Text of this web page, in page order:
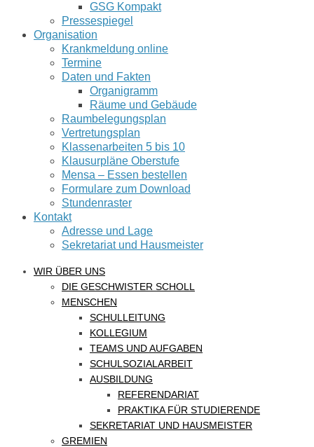
GSG Kompakt
Pressespiegel
Organisation
Krankmeldung online
Termine
Daten und Fakten
Organigramm
Räume und Gebäude
Raumbelegungsplan
Vertretungsplan
Klassenarbeiten 5 bis 10
Klausurpläne Oberstufe
Mensa – Essen bestellen
Formulare zum Download
Stundenraster
Kontakt
Adresse und Lage
Sekretariat und Hausmeister
WIR ÜBER UNS
DIE GESCHWISTER SCHOLL
MENSCHEN
SCHULLEITUNG
KOLLEGIUM
TEAMS UND AUFGABEN
SCHULSOZIALARBEIT
AUSBILDUNG
REFERENDARIAT
PRAKTIKA FÜR STUDIERENDE
SEKRETARIAT UND HAUSMEISTER
GREMIEN